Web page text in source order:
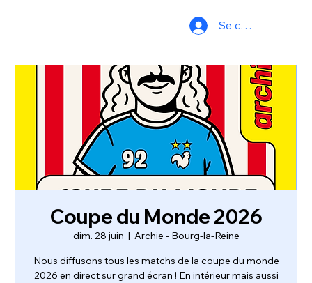
Se connecter
Coupe du Monde 2026
dim. 28 juin
  |
Archie - Bourg-la-Reine
Nous diffusons tous les matchs de la coupe du monde
2026 en direct sur grand écran ! En intérieur mais aussi